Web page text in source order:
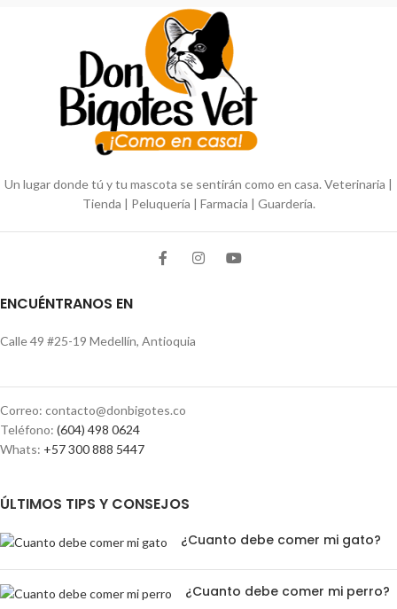
Un lugar donde tú y tu mascota se sentirán como en casa. Veterinaria |
Tienda | Peluquería | Farmacia | Guardería.
ENCUÉNTRANOS EN
Calle 49 #25-19 Medellín, Antioquia
Correo: contacto@donbigotes.co
Teléfono: (604) 498 0624
Whats: +57 300 888 5447
ÚLTIMOS TIPS Y CONSEJOS
¿Cuanto debe comer mi gato?
¿Cuanto debe comer mi perro?